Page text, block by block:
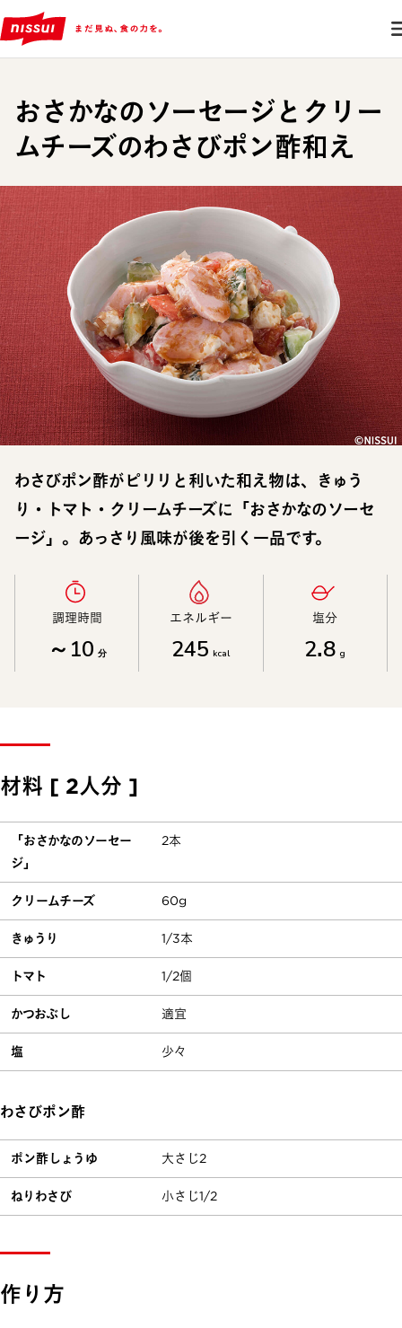
おさかなのソーセージとクリー
ムチーズのわさびポン酢和え
わさびポン酢がピリリと利いた和え物は、きゅう
り・トマト・クリームチーズに「おさかなのソーセ
ージ」。あっさり風味が後を引く一品です。
調理時間​
～10 分
エネルギー​
245 kcal
塩分​
2.8 g
材料 [ 2人分 ]
「おさかなのソーセー
ジ」
2本
クリームチーズ 60g
きゅうり 1/3本
トマト 1/2個
かつおぶし 適宜
塩 少々
わさびポン酢
ポン酢しょうゆ 大さじ2
ねりわさび 小さじ1/2
作り方